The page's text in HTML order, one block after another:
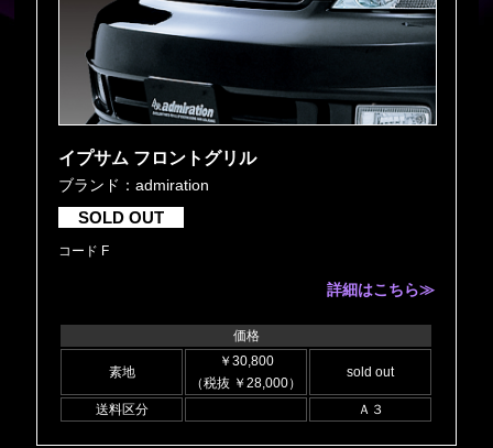
イプサム フロントグリル
ブランド：admiration
SOLD OUT
コード F
詳細はこちら≫
価格
素地
￥30,800
（税抜 ￥28,000）
sold out
送料区分 Ａ３